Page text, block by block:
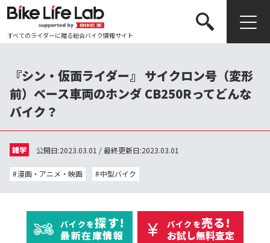
すべてのライダーに贈る総合バイク情報サイト
『シン・仮面ライダー』 サイクロン号（変形
前）ベース車両のホンダ CB250Rってどんな
バイク？
雑学 公開日:2023.03.01 / 最終更新日:2023.03.01
漫画・アニメ・映画 中型バイク
バイクを探す!
最新在庫情報
バイクを売る!
お試し無料査定